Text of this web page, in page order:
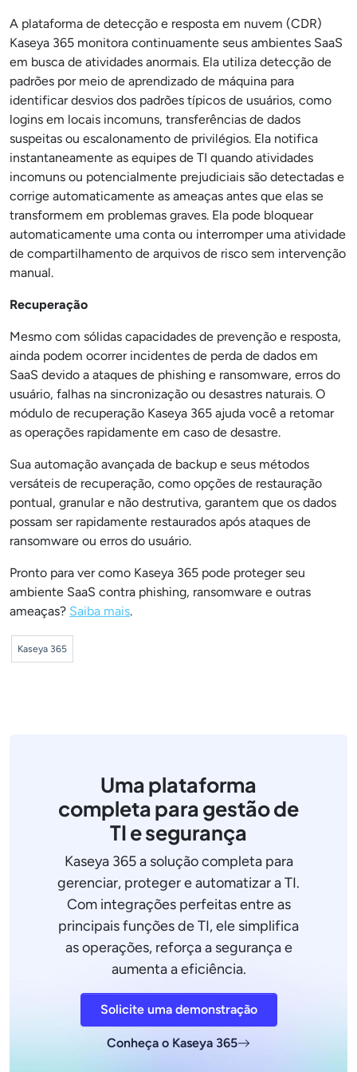
A plataforma de detecção e resposta em nuvem (CDR)
Kaseya 365 monitora continuamente seus ambientes SaaS
em busca de atividades anormais. Ela utiliza detecção de
padrões por meio de aprendizado de máquina para
identificar desvios dos padrões típicos de usuários, como
logins em locais incomuns, transferências de dados
suspeitas ou escalonamento de privilégios. Ela notifica
instantaneamente as equipes de TI quando atividades
incomuns ou potencialmente prejudiciais são detectadas e
corrige automaticamente as ameaças antes que elas se
transformem em problemas graves. Ela pode bloquear
automaticamente uma conta ou interromper uma atividade
de compartilhamento de arquivos de risco sem intervenção
manual.
Recuperação
Mesmo com sólidas capacidades de prevenção e resposta,
ainda podem ocorrer incidentes de perda de dados em
SaaS devido a ataques de phishing e ransomware, erros do
usuário, falhas na sincronização ou desastres naturais. O
módulo de recuperação Kaseya 365 ajuda você a retomar
as operações rapidamente em caso de desastre.
Sua automação avançada de backup e seus métodos
versáteis de recuperação, como opções de restauração
pontual, granular e não destrutiva, garantem que os dados
possam ser rapidamente restaurados após ataques de
ransomware ou erros do usuário.
Pronto para ver como Kaseya 365 pode proteger seu
ambiente SaaS contra phishing, ransomware e outras
ameaças? Saiba mais.
Kaseya 365
Uma plataforma
completa para gestão de
TI e segurança
Kaseya 365 a solução completa para
gerenciar, proteger e automatizar a TI.
Com integrações perfeitas entre as
principais funções de TI, ele simplifica
as operações, reforça a segurança e
aumenta a eficiência.
Solicite uma demonstração
Conheça o Kaseya 365